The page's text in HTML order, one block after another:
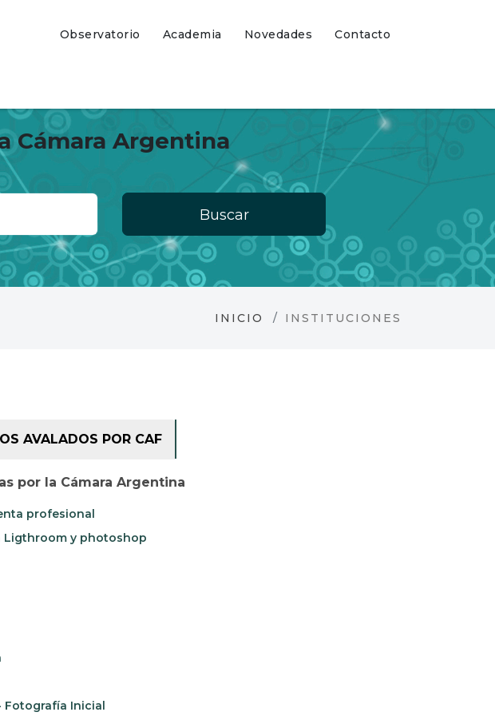
Observatorio Academia Novedades Contacto
Cámara Argentina
Buscar
INICIO INSTITUCIONES
AVALADOS POR CAF
por la Cámara Argentina
profesional
Ligthroom y photoshop
Fotografía Inicial